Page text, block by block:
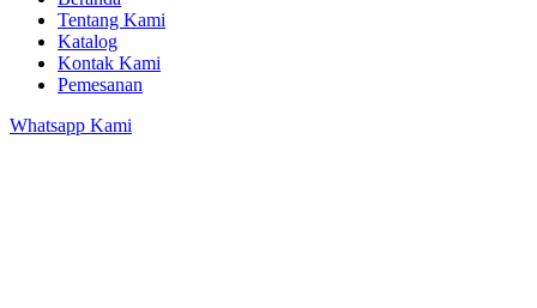
Tentang Kami
Katalog
Kontak Kami
Pemesanan
Whatsapp Kami